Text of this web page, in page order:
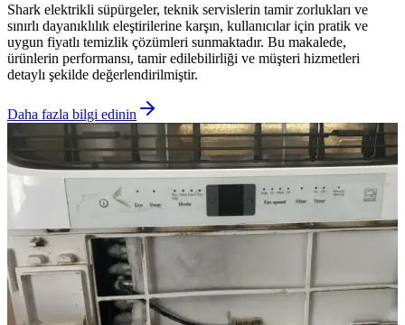
Shark elektrikli süpürgeler, teknik servislerin tamir zorlukları ve
sınırlı dayanıklılık eleştirilerine karşın, kullanıcılar için pratik ve
uygun fiyatlı temizlik çözümleri sunmaktadır. Bu makalede,
ürünlerin performansı, tamir edilebilirliği ve müşteri hizmetleri
detaylı şekilde değerlendirilmiştir.
Daha fazla bilgi edinin